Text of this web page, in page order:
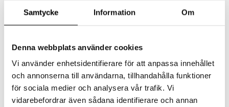
Samtycke Information Om
Denna webbplats använder cookies
Vi använder enhetsidentifierare för att anpassa innehållet
och annonserna till användarna, tillhandahålla funktioner
för sociala medier och analysera vår trafik. Vi
vidarebefordrar även sådana identifierare och annan
keraamisella terällä
KYOCERA MITA
Seuraa
keraamisella terällä ja
36,99
& Vihannesveitset